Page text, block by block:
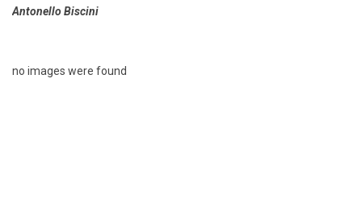
Antonello Biscini
no images were found